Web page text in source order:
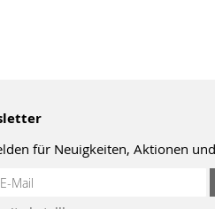
für Neuigkeiten, Aktionen